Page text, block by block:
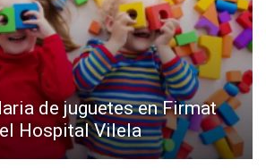
de juguetes en Firmat
Hospital Vilela